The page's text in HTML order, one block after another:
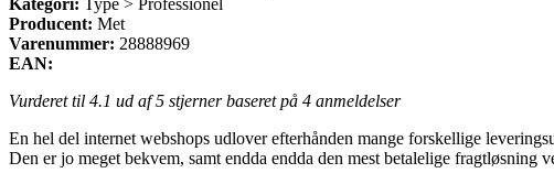
Producent: Met
Varenummer: 28888969
EAN:
Vurderet til 4.1 ud af 5 stjerner baseret på 4 anmeldelser
En hel del internet webshops udlover efterhånden mange forskellige
Den er jo meget bekvem, samt endda endda den mest betalelige